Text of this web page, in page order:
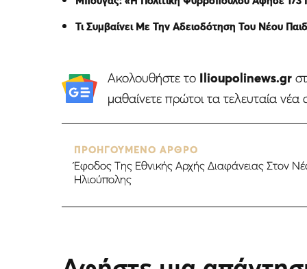
Τι Συμβαίνει Με Την Αδειοδότηση Του Νέου
Ακολουθήστε το Ilioupolinews.gr
μαθαίνετε πρώτοι τα τελευταία
ΠΡΟΗΓΟΥΜΕΝΟ ΑΡΘΡΟ
Έφοδος Της Εθνικής Αρχής Διαφάνειας Στον
Ηλιούπολης